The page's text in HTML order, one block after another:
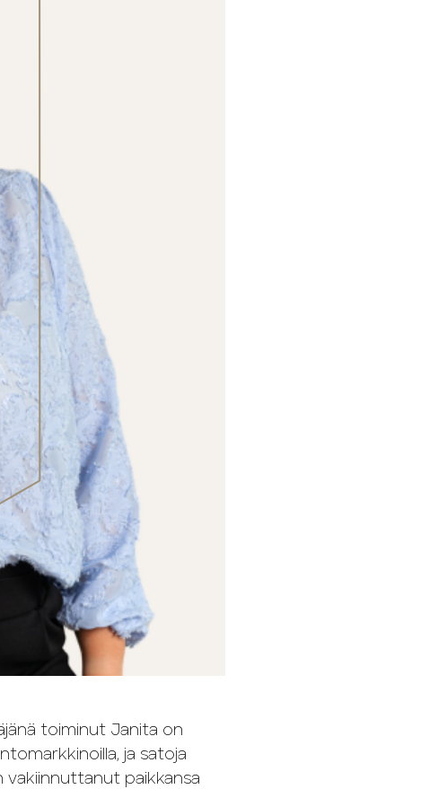
toiminut Janita on
ja satoja
vakiinnuttanut paikkansa